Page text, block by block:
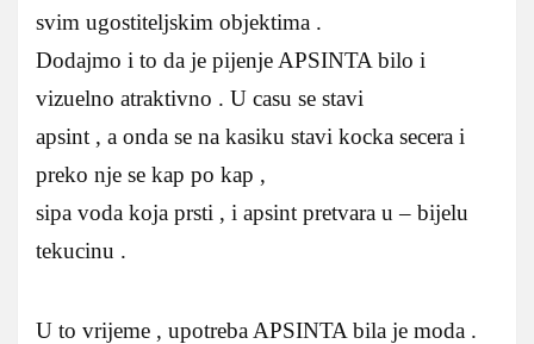
svim ugostiteljskim objektima .
Dodajmo i to da je pijenje APSINTA bilo i
vizuelno atraktivno . U casu se stavi
apsint , a onda se na kasiku stavi kocka secera i
preko nje se kap po kap ,
sipa voda koja prsti , i apsint pretvara u – bijelu
tekucinu .
U to vrijeme , upotreba APSINTA bila je moda .